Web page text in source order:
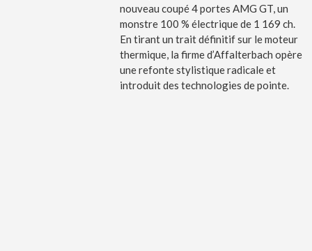
nouveau coupé 4 portes AMG GT, un
monstre 100 % électrique de 1 169 ch.
En tirant un trait définitif sur le moteur
thermique, la firme d’Affalterbach opère
une refonte stylistique radicale et
introduit des technologies de pointe.